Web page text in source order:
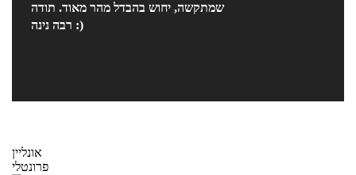
שמתקשה, יחוש בהבדל מהר מאוד. תודה
רבה נינה :)
אונליין
פרונטלי